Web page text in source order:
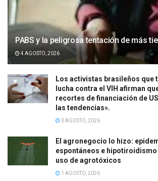
PABS y la peligrosa tentación de más
4 AGOSTO, 2026
Los activistas brasileños que
lucha contra el VIH afirman
recortes de financiación de
las tendencias».
3 AGOSTO, 2026
El agronegocio lo hizo:
espontáneos e hipotiroidismo
uso de agrotóxicos
1 AGOSTO, 2026